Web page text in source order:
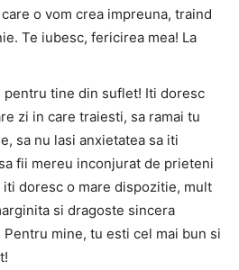
o vom crea impreuna, traind
Te iubesc, fericirea mea! La
pentru tine din suflet! Iti doresc
zi in care traiesti, sa ramai tu
sa nu lasi anxietatea sa iti
fii mereu inconjurat de prieteni
iti doresc o mare dispozitie, mult
si dragoste sincera
mine, tu esti cel mai bun si